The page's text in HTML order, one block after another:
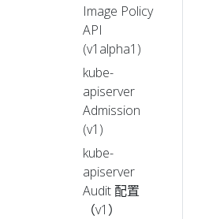
Image Policy
API
(v1alpha1)
kube-
apiserver
Admission
(v1)
kube-
apiserver
Audit 配置
（v1）